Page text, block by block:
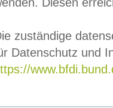
zuständige
Datenschutz und